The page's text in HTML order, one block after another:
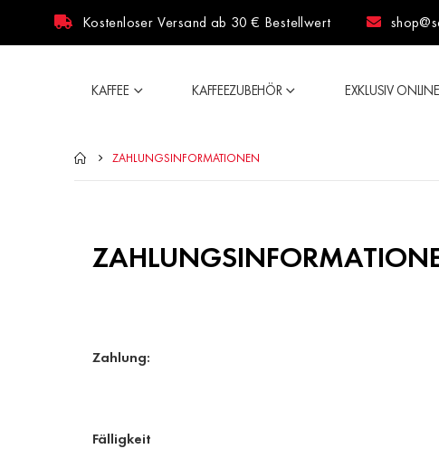
Kostenloser Versand ab 30 € Bestellwert
KAFFEE KAFFEEZUBEHÖR EXKLUSIV ONLINE
ZAHLUNGSINFORMATIONEN
Zahlung:
Fälligkeit